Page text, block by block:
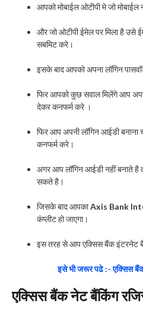
आपको मोबाईल ओटीपी मे जो
और जो ओटीपी ईमेल पर मिला है उसे
सबमिट करे।
इसके बाद आपको अपना लॉगिन
फिर आपको कुछ सवाल मिलेंगे आप
देकर कनफर्म करे ।
फिर आप अपनी लॉगिन आईडी बनाना
कनफर्म करे।
अगर आप लॉगिन आईडी नहीं बनाते
सकते है।
जिसके बाद आपकाAxis Bank
कंप्लीट हो जाएगा।
इस तरह से आप एक्सिस बैंक इंटरनेट
इसे भी जरूर पढे :- एक्सिस
एक्सिस बैंक नेट बैंकिंग